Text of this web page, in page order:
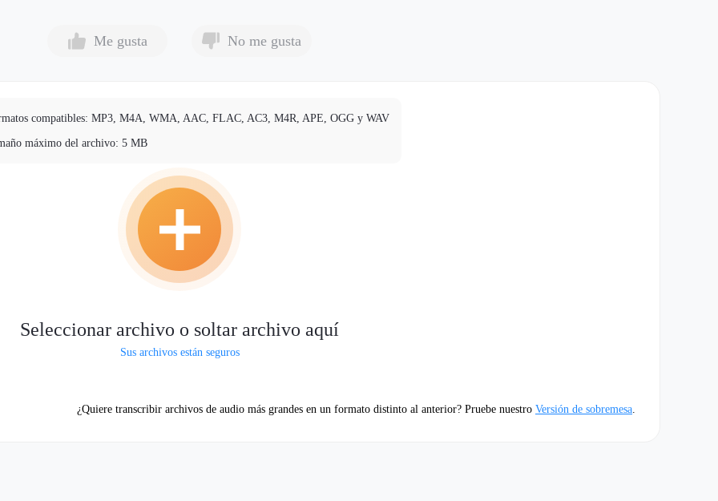
Me gusta No me gusta
compatibles: MP3, M4A, WMA, AAC, FLAC, AC3, M4R, APE, OGG y WAV
máximo del archivo: 5 MB
Seleccionar archivo o soltar archivo aquí
Sus archivos están seguros
¿Quiere transcribir archivos de audio más grandes en un formato distinto al anterior? Pruebe nuestro Versión de sobremesa.